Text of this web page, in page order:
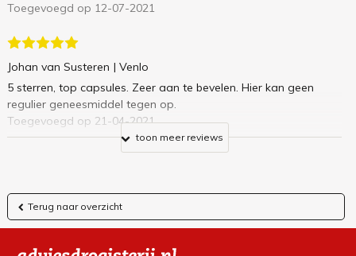
Toegevoegd op 12-07-2021
Johan van Susteren | Venlo
5 sterren, top capsules. Zeer aan te bevelen. Hier kan geen
regulier geneesmiddel tegen op.
Toegevoegd op 21-04-2021
toon meer reviews
Terug naar overzicht